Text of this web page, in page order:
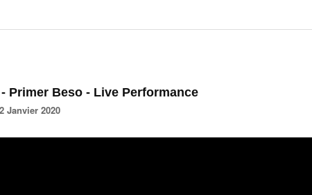
Primer Beso - Live Performance
Janvier 2020